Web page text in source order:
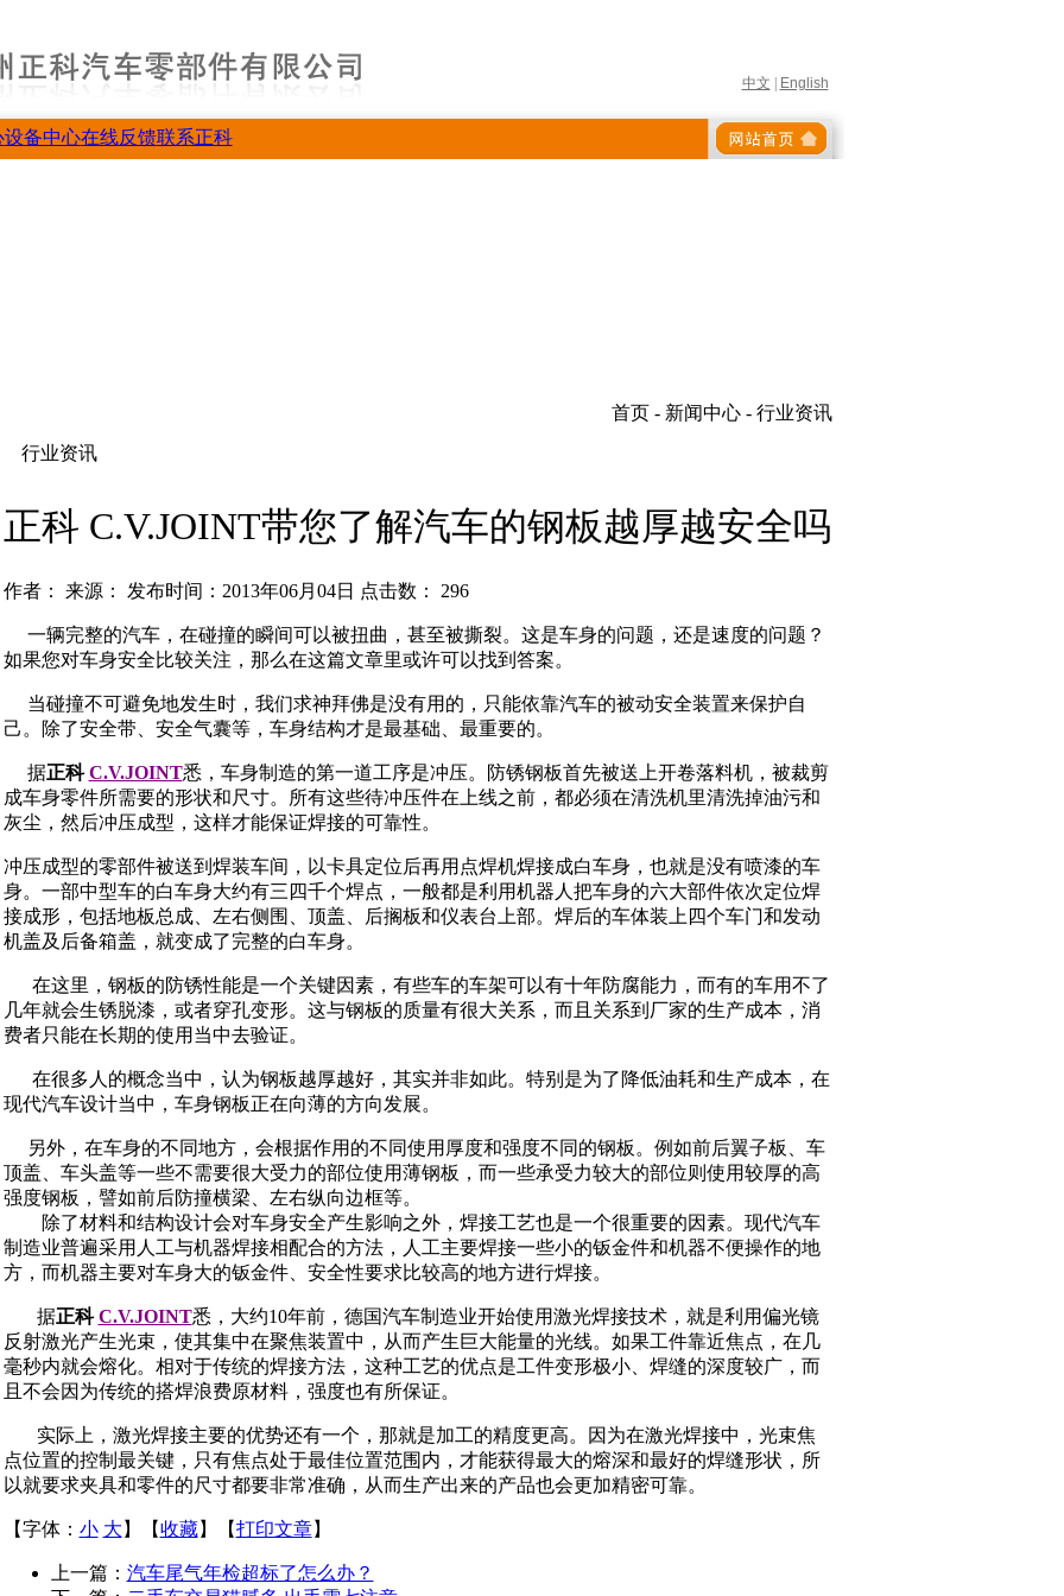
中文 English
设备中心在线反馈联系正科
首页 - 新闻中心 - 行业资讯
行业资讯
正科 C.V.JOINT带您了解汽车的钢板越厚越安全吗
作者： 来源： 发布时间：2013年06月04日 点击数： 296
一辆完整的汽车，在碰撞的瞬间可以被扭曲，甚至被撕裂。这是车身的问题，还是速度的问题？
如果您对车身安全比较关注，那么在这篇文章里或许可以找到答案。
当碰撞不可避免地发生时，我们求神拜佛是没有用的，只能依靠汽车的被动安全装置来保护自
己。除了安全带、安全气囊等，车身结构才是最基础、最重要的。
据正科C.V.JOINT悉，车身制造的第一道工序是冲压。防锈钢板首先被送上开卷落料机，被裁剪
成车身零件所需要的形状和尺寸。所有这些待冲压件在上线之前，都必须在清洗机里清洗掉油污和
灰尘，然后冲压成型，这样才能保证焊接的可靠性。
冲压成型的零部件被送到焊装车间，以卡具定位后再用点焊机焊接成白车身，也就是没有喷漆的车
身。一部中型车的白车身大约有三四千个焊点，一般都是利用机器人把车身的六大部件依次定位焊
接成形，包括地板总成、左右侧围、顶盖、后搁板和仪表台上部。焊后的车体装上四个车门和发动
机盖及后备箱盖，就变成了完整的白车身。
在这里，钢板的防锈性能是一个关键因素，有些车的车架可以有十年防腐能力，而有的车用不了
几年就会生锈脱漆，或者穿孔变形。这与钢板的质量有很大关系，而且关系到厂家的生产成本，消
费者只能在长期的使用当中去验证。
在很多人的概念当中，认为钢板越厚越好，其实并非如此。特别是为了降低油耗和生产成本，在
现代汽车设计当中，车身钢板正在向薄的方向发展。
另外，在车身的不同地方，会根据作用的不同使用厚度和强度不同的钢板。例如前后翼子板、车
顶盖、车头盖等一些不需要很大受力的部位使用薄钢板，而一些承受力较大的部位则使用较厚的高
强度钢板，譬如前后防撞横梁、左右纵向边框等。
除了材料和结构设计会对车身安全产生影响之外，焊接工艺也是一个很重要的因素。现代汽车
制造业普遍采用人工与机器焊接相配合的方法，人工主要焊接一些小的钣金件和机器不便操作的地
方，而机器主要对车身大的钣金件、安全性要求比较高的地方进行焊接。
据正科C.V.JOINT悉，大约10年前，德国汽车制造业开始使用激光焊接技术，就是利用偏光镜
反射激光产生光束，使其集中在聚焦装置中，从而产生巨大能量的光线。如果工件靠近焦点，在几
毫秒内就会熔化。相对于传统的焊接方法，这种工艺的优点是工件变形极小、焊缝的深度较广，而
且不会因为传统的搭焊浪费原材料，强度也有所保证。
实际上，激光焊接主要的优势还有一个，那就是加工的精度更高。因为在激光焊接中，光束焦
点位置的控制最关键，只有焦点处于最佳位置范围内，才能获得最大的熔深和最好的焊缝形状，所
以就要求夹具和零件的尺寸都要非常准确，从而生产出来的产品也会更加精密可靠。
【字体： 小 大 】【收藏】【打印文章】
上一篇： 汽车尾气年检超标了怎么办？